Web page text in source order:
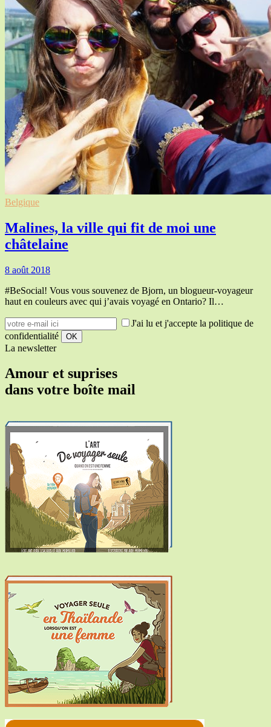
Belgique
Malines, la ville qui fit de moi une
châtelaine
8 août 2018
#BeSocial! Vous vous souvenez de Bjorn, un blogueur-voyageur
haut en couleurs avec qui j’avais voyagé en Ontario? Il…
J'ai lu et j'accepte la politique de
confidentialité
La newsletter
Amour et suprises
dans votre boîte mail